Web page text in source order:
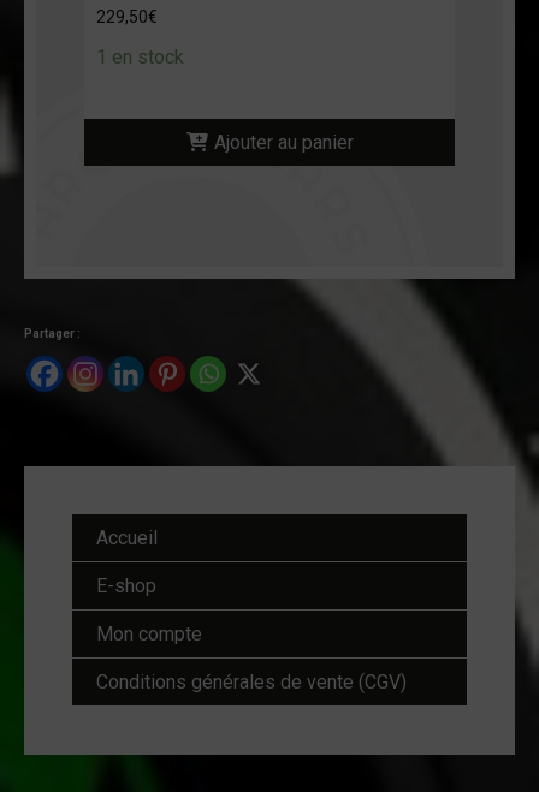
229,50€
1 en stock
Ajouter au panier
Partager :
Accueil
E-shop
Mon compte
Conditions générales de vente (CGV)